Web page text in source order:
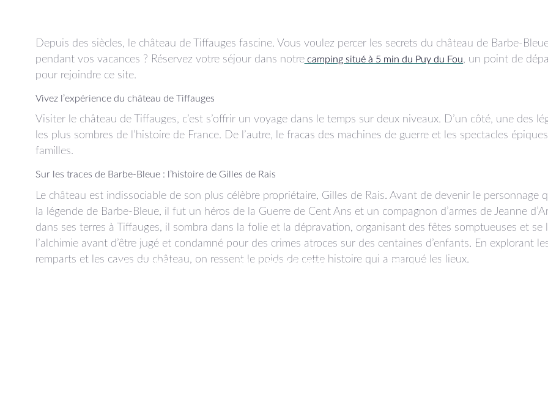
Depuis des siècles, le château de Tiffauges fascine. Vous voulez percer les secrets du château de Barbe-
pendant vos vacances ? Réservez votre séjour dans notre camping situé à 5 min du Puy du Fou , un point de
pour rejoindre ce site.
Vivez l’expérience du château de Tiffauges
Visiter le château de Tiffauges, c’est s’offrir un voyage dans le temps sur deux niveaux. D’un côté, une des
les plus sombres de l’histoire de France. De l’autre, le fracas des machines de guerre et les spectacles
familles.
Sur les traces de Barbe-Bleue : l’histoire de Gilles de Rais
Le château est indissociable de son plus célèbre propriétaire, Gilles de Rais. Avant de devenir le personnage
la légende de Barbe-Bleue, il fut un héros de la Guerre de Cent Ans et un compagnon d’armes de Jeanne
dans ses terres à Tiffauges, il sombra dans la folie et la dépravation, organisant des fêtes somptueuses et se
l’alchimie avant d’être jugé et condamné pour des crimes atroces sur des centaines d’enfants. En explorant
remparts et les caves du château, on ressent le poids de cette histoire qui a marqué les lieux.